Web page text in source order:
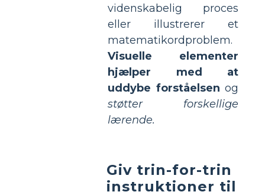
videnskabelig proces
eller illustrerer et
matematikordproblem.
Visuelle elementer
hjælper med at
uddybe forståelsen og
støtter forskellige
lærende.
Giv trin-for-trin
instruktioner til